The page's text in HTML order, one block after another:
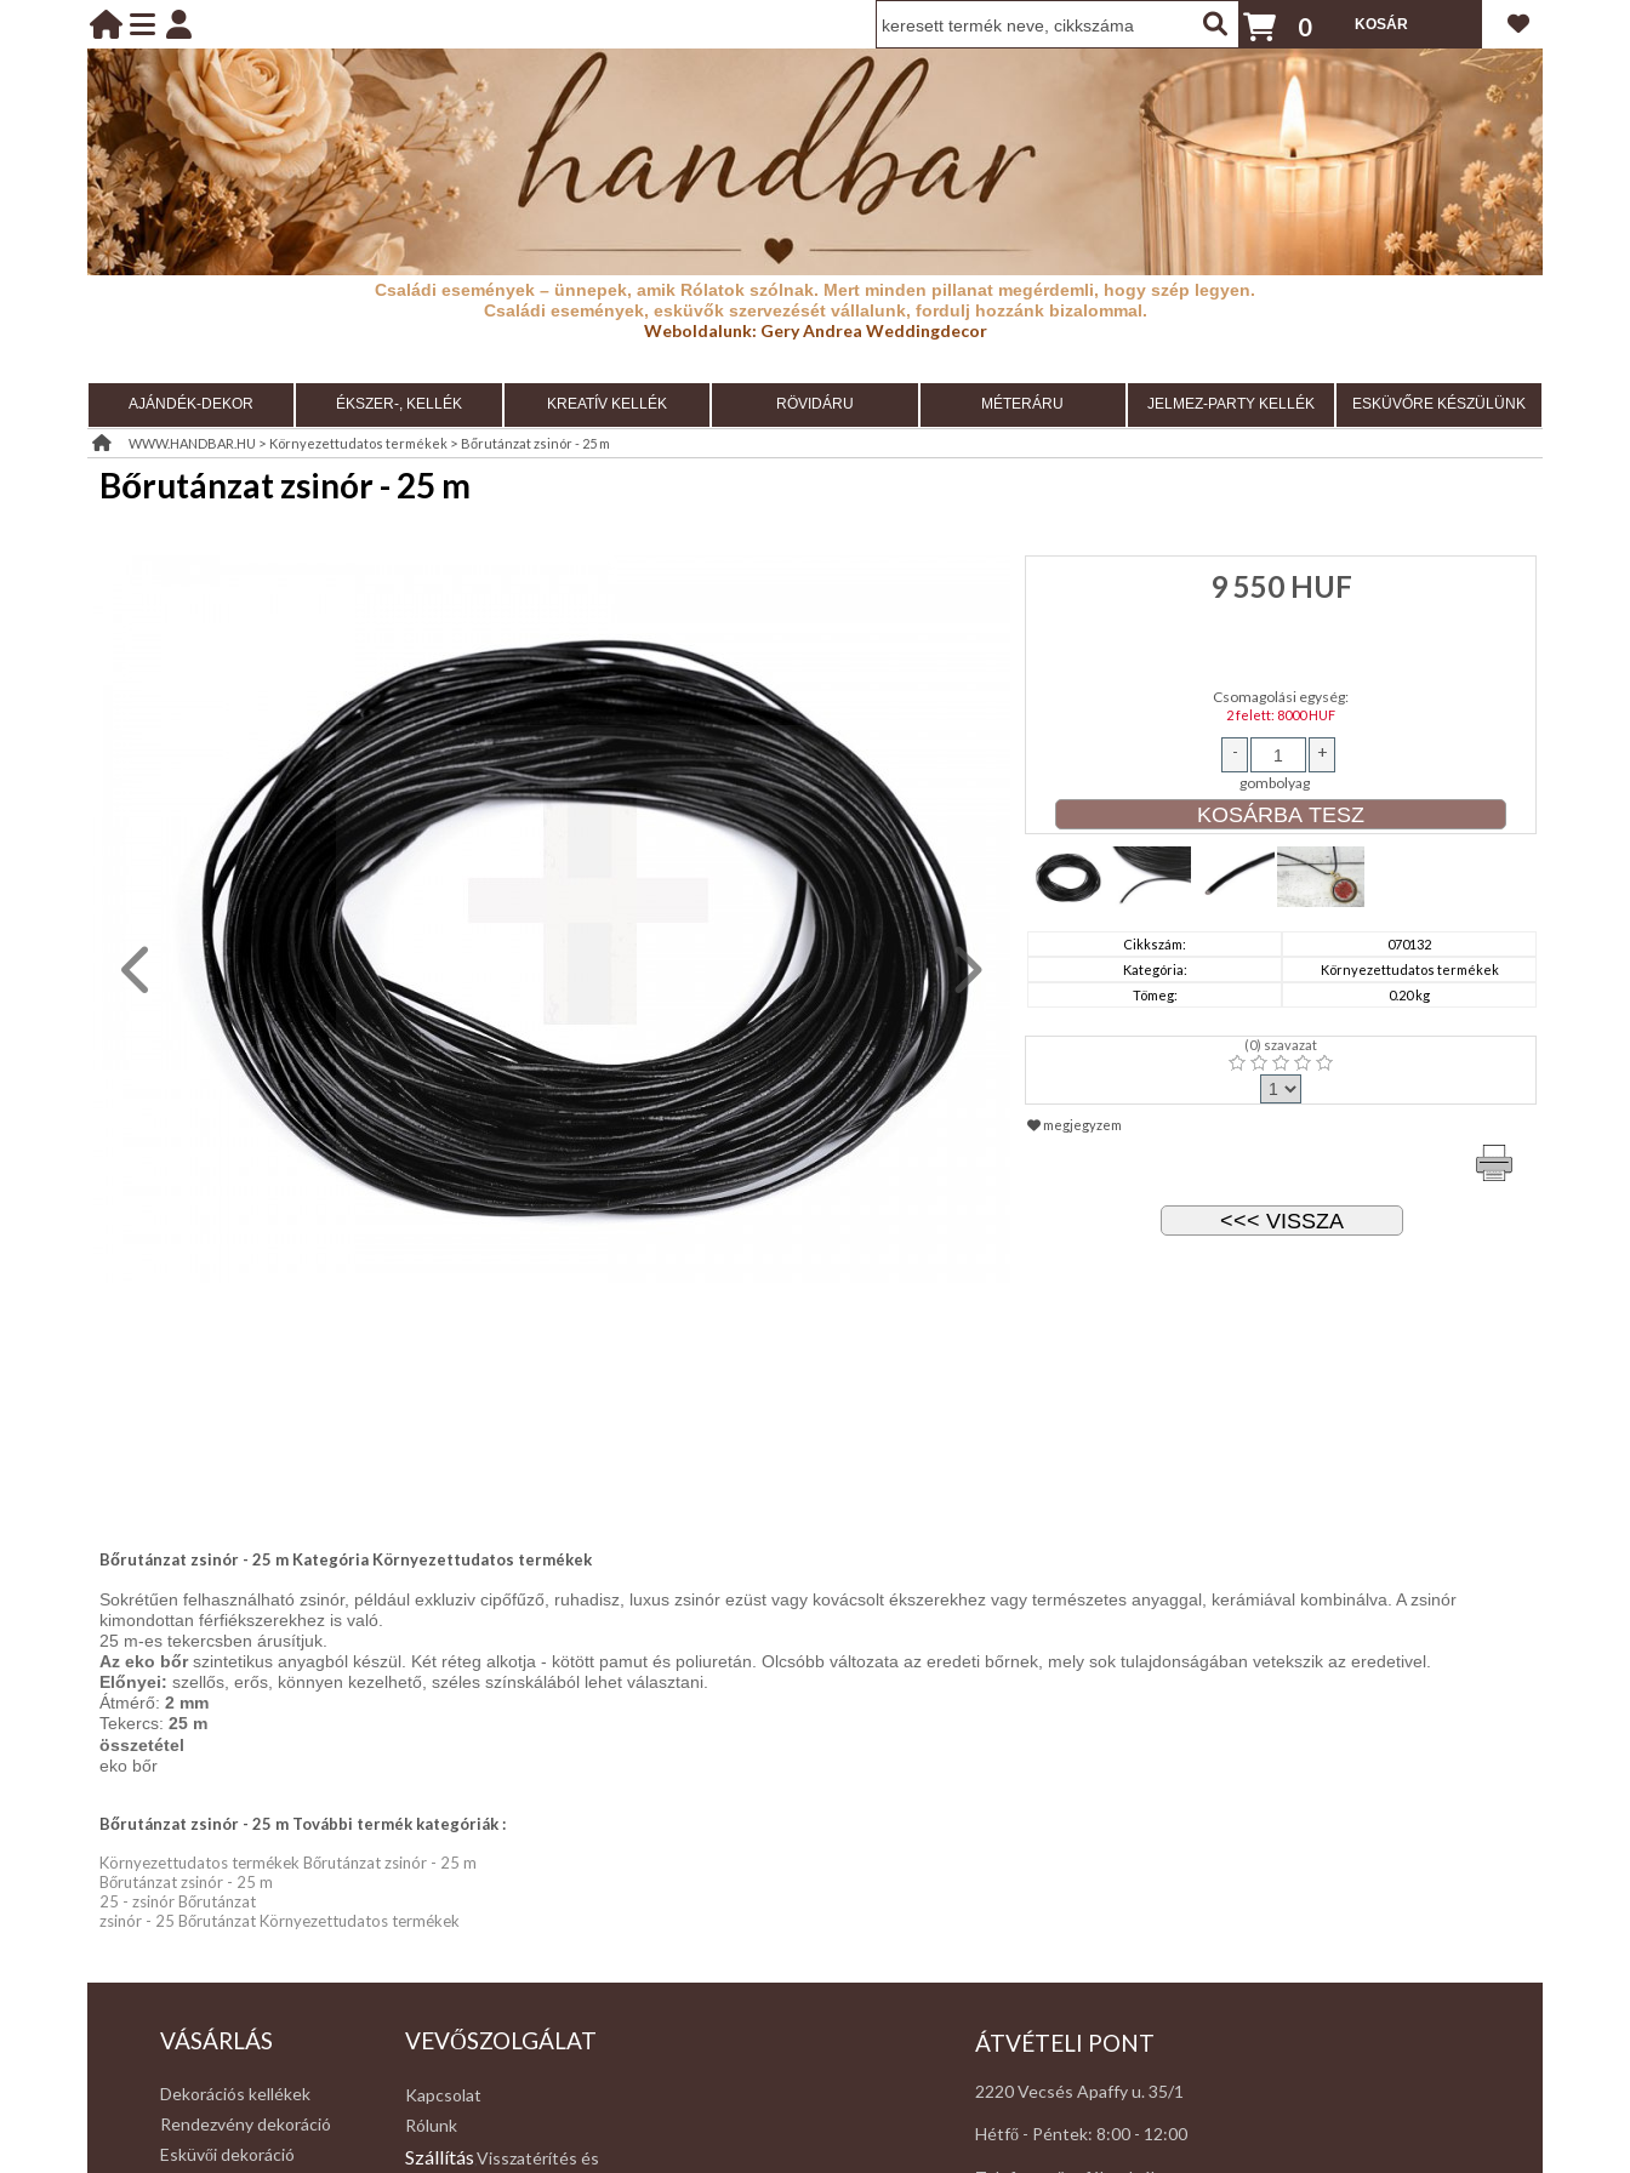
BELÉPÉS
KEZDŐLAP
TÁJÉKOZTATÓ
(ÁSZF)
KIÁRUSÍTÁS
belépés
regisztráció
információ
0
Családi események – ünnepek, amik Rólatok szólnak. Mert minden pillanat megérdemli, hogy szép legyen.
Családi események, esküvők szervezését vállalunk, fordulj hozzánk bizalommal.
Weboldalunk: Gery Andrea Weddingdecor
AJÁNDÉK-DEKOR ÉKSZER-, KELLÉK KREATÍV KELLÉK RÖVIDÁRU MÉTERÁRU JELMEZ-PARTY KELLÉK ESKÜVŐRE KÉSZÜLÜNK
WWW.HANDBAR.HU > Környezettudatos termékek > Bőrutánzat zsinór - 25 m
Bőrutánzat zsinór - 25 m
9 550HUF
Csomagolási egység:
2 felett: 8000 HUF
- +
gombolyag
Cikkszám:
070132
Kategória:
Környezettudatos termékek
Tömeg:
0.20 kg
(0) szavazat
megjegyzem
Bőrutánzat zsinór - 25 m Kategória Környezettudatos termékek
Sokrétűen felhasználható zsinór, például exkluziv cipőfűző, ruhadisz, luxus zsinór ezüst vagy kovácsolt ékszerekhez vagy természetes anyaggal, kerámiával kombinálva. A zsinór
kimondottan férfiékszerekhez is való.
25 m-es tekercsben árusítjuk.
Az eko bőrszintetikus anyagból készül. Két réteg alkotja - kötött pamut és poliuretán. Olcsóbb változata az eredeti bőrnek, mely sok tulajdonságában vetekszik az eredetivel.
Előnyei: szellős, erős, könnyen kezelhető, széles színskálából lehet választani.
Átmérő: 2 mm
Tekercs: 25 m
összetétel
eko bőr
Bőrutánzat zsinór - 25 m További termék kategóriák :
Környezettudatos termékek Bőrutánzat zsinór - 25 m
Bőrutánzat zsinór - 25 m
25 - zsinór Bőrutánzat
zsinór - 25 Bőrutánzat Környezettudatos termékek
VÁSÁRLÁS
Dekorációs kellékek
Rendezvény dekoráció
Esküvői dekoráció
VEVŐSZOLGÁLAT
Kapcsolat
Rólunk
SzállításVisszatérítés és
ÁTVÉTELI PONT
2220 Vecsés Apaffy u. 35/1
Hétfő - Péntek: 8:00 - 12:00